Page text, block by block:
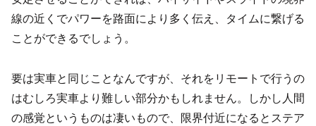
線の近くでパワーを路面により多く伝え、タイムに繋げる
ことができるでしょう。
要は実車と同じことなんですが、それをリモートで行うの
はむしろ実車より難しい部分かもしれません。しかし人間
の感覚というものは凄いもので、限界付近になるとステア